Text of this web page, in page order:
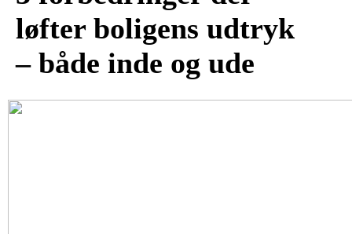
løfter boligens udtryk
– både inde og ude